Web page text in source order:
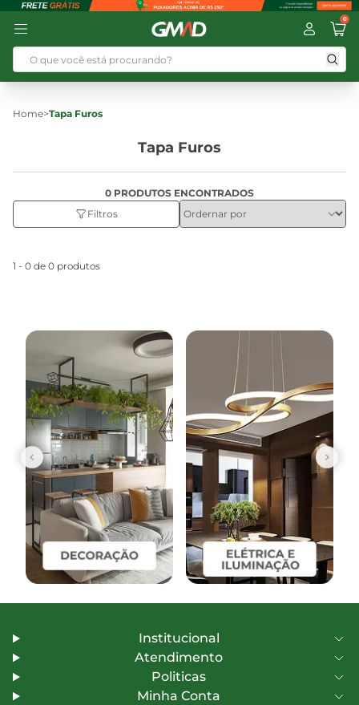
0
Home>Tapa Furos
Tapa Furos
0 PRODUTOS ENCONTRADOS
Filtros
1 - 0 de 0 produtos
Institucional
Atendimento
Politicas
Minha Conta